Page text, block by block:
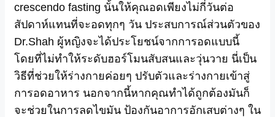
crescendo fasting นั้นให้คุณอดเพียงไม่กี่วันต่อ
สัปดาห์แทนที่จะอดทุกๆ วัน ประสบการณ์ส่วนตัวของ
Dr.Shah ผู้หญิงจะได้ประโยชน์จากการอดแบบนี้
โดยที่ไม่ทำให้ระดับฮอร์โมนสับสนและวุ่นวาย นี่เป็น
วิธีที่ช่วยให้ร่างกายค่อยๆ ปรับตัวและร่างกายเข้าสู่
การอดอาหาร นอกจากนี้หากคุณทำได้ถูกต้องมันก็
จะช่วยในการลดไขมัน ป้องกันอาการอักเสบต่างๆ ใน